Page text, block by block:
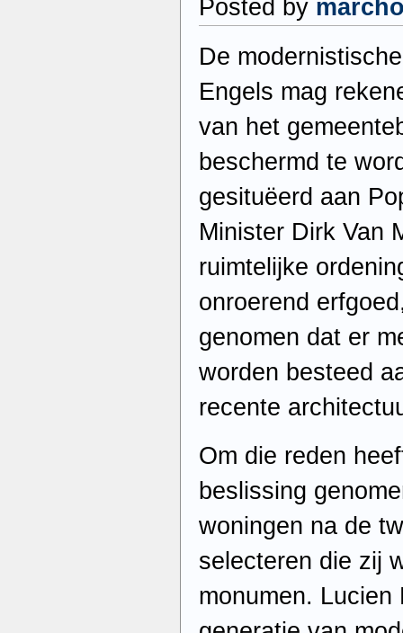
Posted by
De
Engels mag
van het
beschermd te
gesituëerd aan
Minister Dirk Van
ruimtelijke
onroerend
genomen dat er
worden besteed
recente
Om die reden
beslissing
woningen na de
selecteren die zij
monumen.